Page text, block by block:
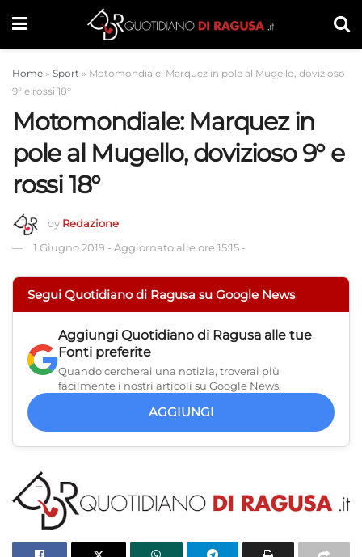
Home » Sport » Motomondiale: Marquez in pole al Mugello, dovizioso
9° e rossi 18°
Motomondiale: Marquez in
pole al Mugello, dovizioso 9° e
rossi 18°
by Redazione
1 Giugno 2019 - Aggiornato alle ore 15:15 -
Segui Quotidiano di Ragusa su Google News
Aggiungi Quotidiano di Ragusa alle tue
Fonti preferite
Quando cercherai una notizia, troverai più
facilmente i nostri articoli su Google News.
AGGIUNGI